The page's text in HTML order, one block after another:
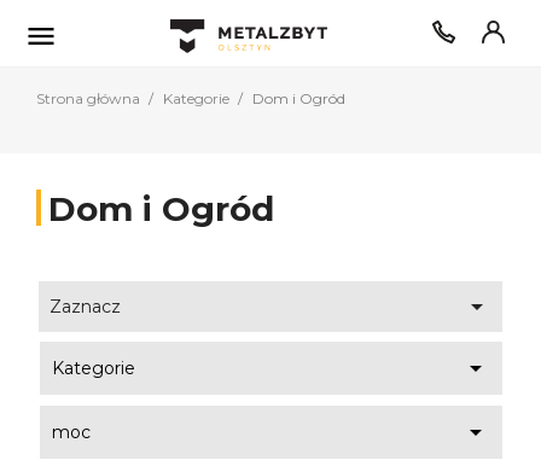

Strona główna Kategorie Dom i Ogród
Dom i Ogród
Zaznacz 
Kategorie 
moc 